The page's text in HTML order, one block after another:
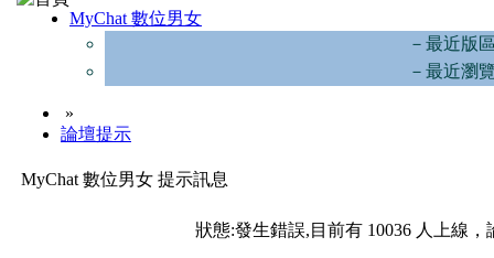
MyChat 數位男女
－最近版
－最近瀏
»
論壇提示
MyChat 數位男女 提示訊息
狀態:發生錯誤,目前有 10036 人上線